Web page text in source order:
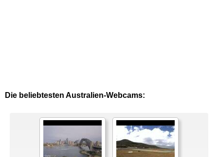
Die beliebtesten Australien-Webcams: